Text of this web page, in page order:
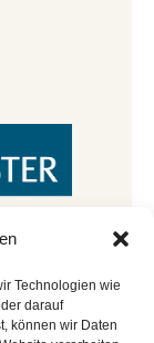
Technologien wie
darauf
können wir Daten